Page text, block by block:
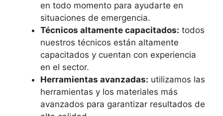
en todo momento para ayudarte en
situaciones de emergencia.
Técnicos altamente capacitados: todos
nuestros técnicos están altamente
capacitados y cuentan con experiencia
en el sector.
Herramientas avanzadas: utilizamos las
herramientas y los materiales más
avanzados para garantizar resultados de